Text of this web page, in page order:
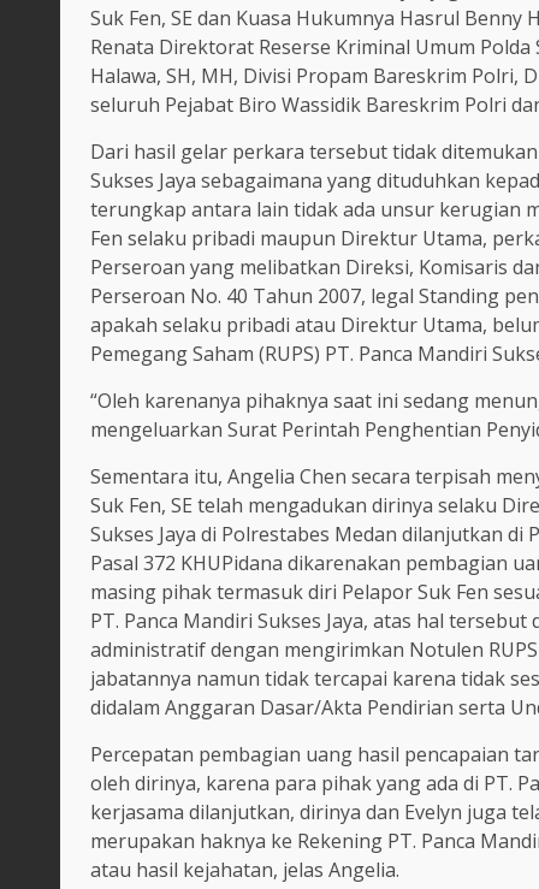
Suk Fen, SE dan Kuasa Hukumnya Hasrul
Renata Direktorat Reserse Kriminal Umum
Halawa, SH, MH, Divisi Propam Bareskrim Polri,
seluruh Pejabat Biro Wassidik Bareskrim Polri
Dari hasil gelar perkara tersebut tidak
Sukses Jaya sebagaimana yang dituduhkan
terungkap antara lain tidak ada unsur kerugian
Fen selaku pribadi maupun Direktur Utama,
Perseroan yang melibatkan Direksi, Komisaris
Perseroan No. 40 Tahun 2007, legal Standing
apakah selaku pribadi atau Direktur Utama,
Pemegang Saham (RUPS) PT. Panca Mandiri
“Oleh karenanya pihaknya saat ini sedang
mengeluarkan Surat Perintah Penghentian
Sementara itu, Angelia Chen secara terpisah
Suk Fen, SE telah mengadukan dirinya selaku
Sukses Jaya di Polrestabes Medan dilanjutkan
Pasal 372 KHUPidana dikarenakan pembagian
masing pihak termasuk diri Pelapor Suk Fen
PT. Panca Mandiri Sukses Jaya, atas hal
administratif dengan mengirimkan Notulen
jabatannya namun tidak tercapai karena tidak
didalam Anggaran Dasar/Akta Pendirian serta
Percepatan pembagian uang hasil pencapaian
oleh dirinya, karena para pihak yang ada di PT.
kerjasama dilanjutkan, dirinya dan Evelyn juga
merupakan haknya ke Rekening PT. Panca
atau hasil kejahatan, jelas Angelia.